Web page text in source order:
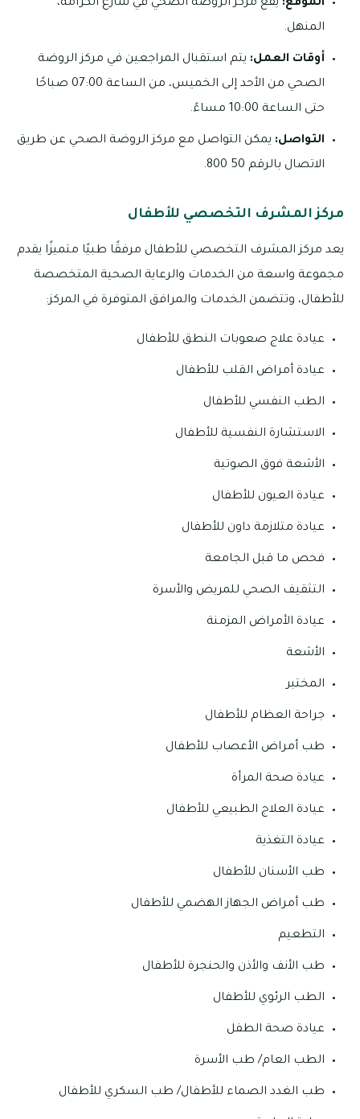
الموقع: يقع مركز الروضة الصحي في شارع الكرامة،
المنهل.
أوقات العمل: يتم استقبال المراجعين في مركز الروضة
الصحي من الأحد إلى الخميس، من الساعة 07:00 صباحًا
حتى الساعة 10:00 مساءً.
التواصل: يمكن التواصل مع مركز الروضة الصحي عن طريق
الاتصال بالرقم 50 800.
مركز المشرف التخصصي للأطفال
يعد مركز المشرف التخصصي للأطفال مرفقًا طبيًا متميزًا يقدم
مجموعة واسعة من الخدمات والرعاية الصحية المتخصصة
للأطفال، وتتضمن الخدمات والمرافق المتوفرة في المركز:
عيادة علاج صعوبات النطق للأطفال
عيادة أمراض القلب للأطفال
الطب النفسي للأطفال
الاستشارة النفسية للأطفال
الأشعة فوق الصوتية
عيادة العيون للأطفال
عيادة متلازمة داون للأطفال
فحص ما قبل الجامعة
التثقيف الصحي للمريض والأسرة
عيادة الأمراض المزمنة
الأشعة
المختبر
جراحة العظام للأطفال
طب أمراض الأعصاب للأطفال
عيادة صحة المرأة
عيادة العلاج الطبيعي للأطفال
عيادة التغذية
طب الأسنان للأطفال
طب أمراض الجهاز الهضمي للأطفال
التطعيم
طب الأنف والأذن والحنجرة للأطفال
الطب الرئوي للأطفال
عيادة صحة الطفل
الطب العام/ طب الأسرة
طب الغدد الصماء للأطفال/ طب السكري للأطفال